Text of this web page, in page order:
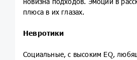
плюса в их глазах.
Невротики
Социальные, с высоким EQ,